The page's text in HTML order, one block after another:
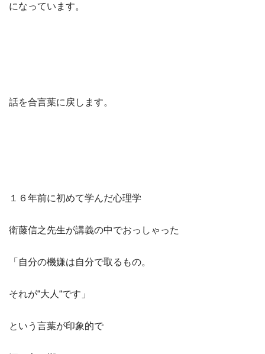
になっています。
話を合言葉に戻します。
１６年前に初めて学んだ心理学
衛藤信之先生が講義の中でおっしゃった
「自分の機嫌は自分で取るもの。
それが“大人“です」
という言葉が印象的で